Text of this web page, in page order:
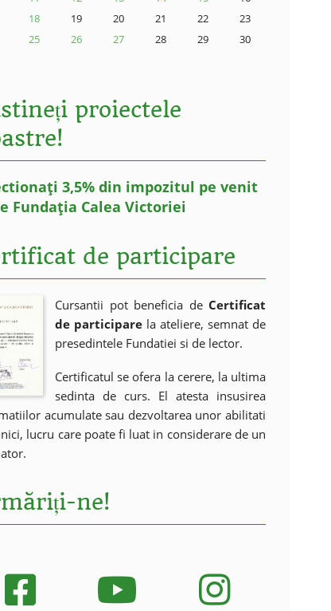
18 19 20 21 22
23
25 26 27 28 29
30
proiectele
3,5% din impozitul pe venit
Fundația Calea Victoriei
de participare
Cursantii pot beneficia de Certificat
de participare la ateliere, semnat de
presedintele Fundatiei si de lector.
Certificatul se ofera la cerere, la ultima
sedinta de curs. El atesta insusirea
acumulate sau dezvoltarea unor abilitati
lucru care poate fi luat in considerare de un
ne!